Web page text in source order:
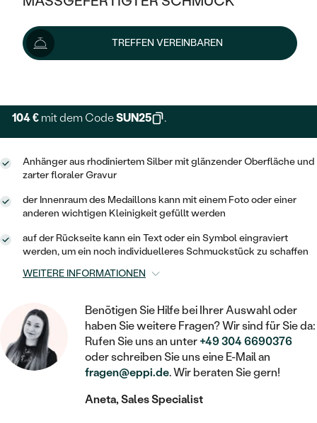
KLASSISCH
MEMOIRE
AUSSERGEWÖHNLICHE
GEHÄMMERTE
MIT FÜLLUNG
IM SET
MIT MEHREREN DIAMANTEN
HALO
VINTAGE
IM SET
AUSSERGEWÖHNLICH
GESTALTE EINEN RING
WÄHLE EINEN RING
DIAMANTEN ZUM EINFASSEN
LAB GROWN DIAMANTEN ZUM
EINFASSEN
AUSVERKAUF
WENN SCHMUCK HILFT
NACH TYP
OHRRINGE
RINGE
ANHÄNGER / KETTEN
ARMBÄNDER
SCHMUCKSET
HERRENSCHMUCK
SCHMUCK FÜR KINDER
BROSCHEN
SCHMUCKZUBEHÖR
PLATIN
OHRSTECKER
CREOLEN
SOLITÄR
KINDER
PIERCINGS
GOLD
SILBER
NACH STYL
SOLITÄR
ZUR GEBURT EINES KINDES
PERSONALISIERT
MIT STERNZEICHEN
MINIMALISTISCH
MEDAILLON
KETTEN
HERZKETTEN
AUSVERKAUF
GOLD
SILBER
PLATIN
NACH STYL
MEMOIRE
STATEMENT
SIEGELRINGE
TREFFEN VEREINBAREN
139 €
Schmuck ist auf Lager. Wir liefern ihn innerhalb von 24
Stunden.
104 € mit dem CodeSUN25 .
Anhänger aus rhodiniertem Silber mit glänzender Oberfläche und
zarter floraler Gravur
der Innenraum des Medaillons kann mit einem Foto oder einer
anderen wichtigen Kleinigkeit gefüllt werden
auf der Rückseite kann ein Text oder ein Symbol eingraviert
werden, um ein noch individuelleres Schmuckstück zu schaffen
WEITERE INFORMATIONEN
Benötigen Sie Hilfe bei Ihrer Auswahl oder
haben Sie weitere Fragen? Wir sind für Sie da:
Rufen Sie uns an unter+49 304 6690376
oder schreiben Sie uns eine E-Mail an
fragen@eppi.de. Wir beraten Sie gern!
Aneta, Sales Specialist